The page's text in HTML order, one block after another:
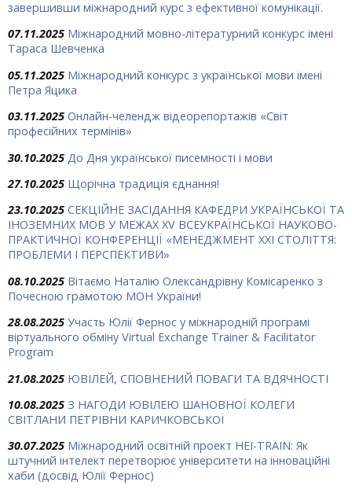
завершивши міжнародний курс з ефективної комунікації.
07.11.2025 Міжнародний мовно-літературний конкурс імені
Тараса Шевченка
05.11.2025 Міжнародний конкурс з української мови імені
Петра Яцика
03.11.2025 Онлайн-челендж відеорепортажів «Світ
професійних термінів»
30.10.2025 До Дня української писемності і мови
27.10.2025 Щорічна традиція єднання!
23.10.2025 СЕКЦІЙНЕ ЗАСІДАННЯ КАФЕДРИ УКРАЇНСЬКОЇ ТА
ІНОЗЕМНИХ МОВ У МЕЖАХ ХV ВСЕУКРАЇНСЬКОЇ НАУКОВО-
ПРАКТИЧНОЇ КОНФЕРЕНЦІЇ «МЕНЕДЖМЕНТ XXI СТОЛІТТЯ:
ПРОБЛЕМИ І ПЕРСПЕКТИВИ»
08.10.2025 Вітаємо Наталію Олександрівну Комісаренко з
Почесною грамотою МОН України!
28.08.2025 Участь Юлії Фернос у міжнародній програмі
віртуального обміну Virtual Exchange Trainer & Facilitator
Program
21.08.2025 ЮВІЛЕЙ, СПОВНЕНИЙ ПОВАГИ ТА ВДЯЧНОСТІ
10.08.2025 З НАГОДИ ЮВІЛЕЮ ШАНОВНОЇ КОЛЕГИ
СВІТЛАНИ ПЕТРІВНИ КАРИЧКОВСЬКОЇ
30.07.2025 Міжнародний освітній проект HEI-TRAIN: Як
штучний інтелект перетворює університети на інноваційні
хаби (досвід Юлії Фернос)